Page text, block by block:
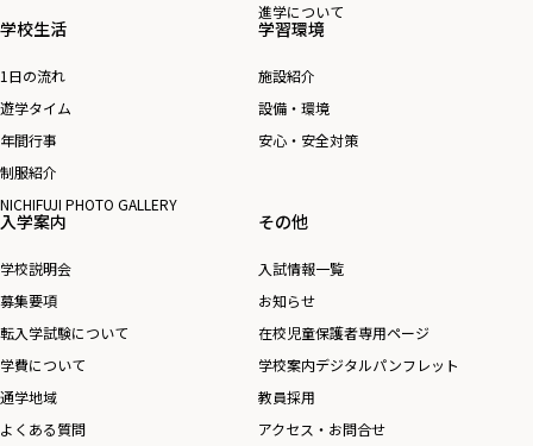
進学について
学校生活
1日の流れ
遊学タイム
年間行事
制服紹介
NICHIFUJI PHOTO GALLERY
学習環境
施設紹介
設備・環境
安心・安全対策
入学案内
学校説明会
募集要項
転入学試験について
学費について
通学地域
よくある質問
その他
入試情報一覧
お知らせ
在校児童保護者専用ページ
学校案内デジタルパンフレット
教員採用
アクセス・お問合せ